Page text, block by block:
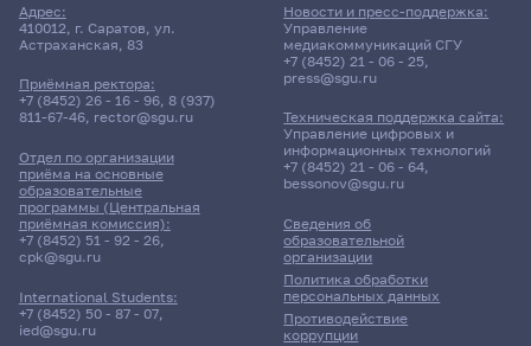
Адрес:
410012, г. Саратов, ул.
Астраханская, 83
Приёмная ректора:
+7 (8452) 26 - 16 - 96, 8 (937)
811-67-46, rector@sgu.ru
Отдел по организации
приёма на основные
образовательные
программы (Центральная
приёмная комиссия):
+7 (8452) 51 - 92 - 26,
cpk@sgu.ru
International Students:
+7 (8452) 50 - 87 - 07,
ied@sgu.ru
Сведения об
образовательной
организации
Политика обработки
персональных данных
Противодействие
коррупции
Новости и пресс-поддержка:
Управление
медиакоммуникаций СГУ
+7 (8452) 21 - 06 - 25,
press@sgu.ru
Техническая поддержка сайта:
Управление цифровых и
информационных технологий
+7 (8452) 21 - 06 - 64,
bessonov@sgu.ru